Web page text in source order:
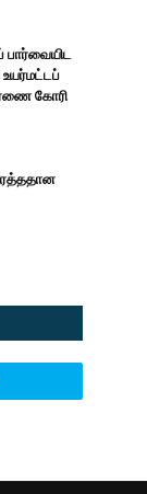
பார்வையிட
கோரி